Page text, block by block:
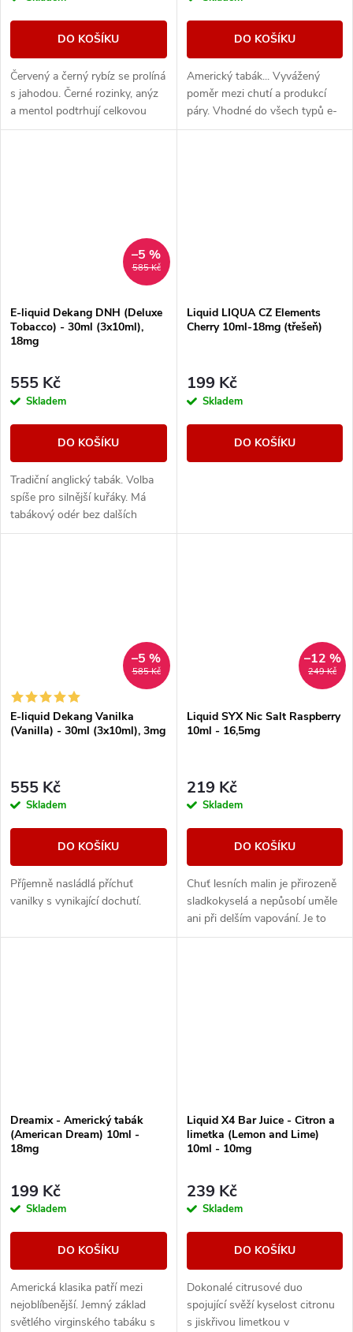
DO KOŠÍKU
Červený a černý rybíz se prolíná
s jahodou. Černé rozinky, anýz
a mentol podtrhují celkovou
kompozici.
DO KOŠÍKU
Americký tabák... Vyvážený
poměr mezi chutí a produkcí
páry. Vhodné do všech typů e-
cigaret
585 Kč
–5 %
E-liquid Dekang DNH (Deluxe
Tobacco) - 30ml (3x10ml),
18mg
555 Kč
Skladem
DO KOŠÍKU
Tradiční anglický tabák. Volba
spíše pro silnější kuřáky. Má
tabákový odér bez dalších
aromatických prvků.
Liquid LIQUA CZ Elements
Cherry 10ml-18mg (třešeň)
199 Kč
Skladem
DO KOŠÍKU
585 Kč
–5 %
E-liquid Dekang Vanilka
(Vanilla) - 30ml (3x10ml), 3mg
555 Kč
Skladem
DO KOŠÍKU
Příjemně nasládlá příchuť
vanilky s vynikající dochutí.
249 Kč
–12 %
Liquid SYX Nic Salt Raspberry
10ml - 16,5mg
219 Kč
Skladem
DO KOŠÍKU
Chuť lesních malin je přirozeně
sladkokyselá a nepůsobí uměle
ani při delším vapování. Je to
ten typ e-liquidu, který tě
Dreamix - Americký tabák
(American Dream) 10ml -
18mg
199 Kč
Skladem
DO KOŠÍKU
Americká klasika patří mezi
nejoblíbenější. Jemný základ
světlého virginského tabáku s
Liquid X4 Bar Juice - Citron a
limetka (Lemon and Lime)
10ml - 10mg
239 Kč
Skladem
DO KOŠÍKU
Dokonalé citrusové duo
spojující svěží kyselost citronu
s jiskřivou limetkou v